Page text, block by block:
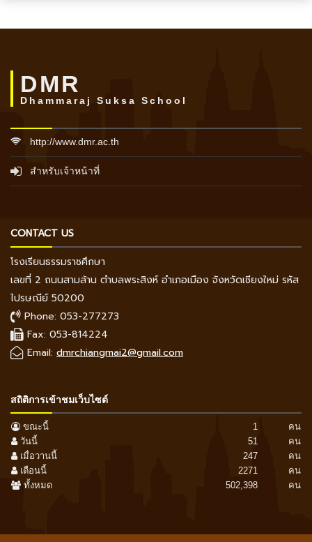
DMR
Dhammaraj Suksa School
http://www.dmr.ac.th
สำหรับเจ้าหน้าที่
CONTACT US
โรงเรียนธรรมราชศึกษา
เลขที่ 2 ถนนสามล้าน ตำบลพระสิงห์ อำเภอเมือง จังหวัดเชียงใหม่ รหัส
ไปรษณีย์ 50200
Phone: 053-277273
Fax: 053-814224
Email: dmrchiangmai2@gmail.com
สถิติการเข้าชมเว็บไซต์
ขณะนี้ 1
คน
วันนี้
51
คน
เมื่อวานนี้
247
คน
เดือนนี้
2271
คน
ทั้งหมด
502,398 คน